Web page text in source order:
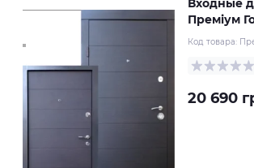
Входные
Преміум
Код товара:
20 690